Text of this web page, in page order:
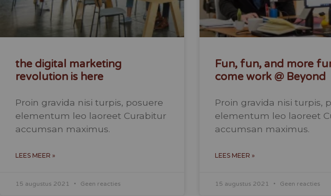
the digital marketing
revolution is here
Proin gravida nisi turpis, posuere
elementum leo laoreet Curabitur
accumsan maximus.
LEES MEER »
15 augustus 2021 Geen reacties
Fun, fun, and more
come work @ Beyond
Proin gravida nisi turpis,
elementum leo laoreet
accumsan maximus.
LEES MEER »
15 augustus 2021 Geen reacties